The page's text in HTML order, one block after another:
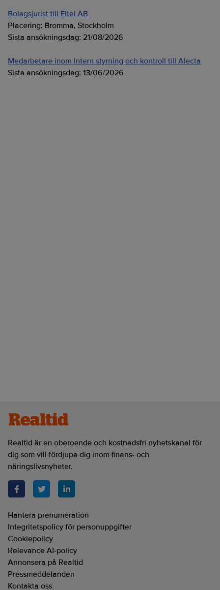
Bolagsjurist till Eltel AB
Placering: Bromma, Stockholm
Sista ansökningsdag: 21/08/2026
Medarbetare inom Intern styrning och kontroll till Alecta
Sista ansökningsdag: 13/06/2026
Realtid är en oberoende och kostnadsfri nyhetskanal för
dig som vill fördjupa dig inom finans- och
näringslivsnyheter.
Hantera prenumeration
Integritetspolicy för personuppgifter
Cookiepolicy
Relevance AI-policy
Annonsera på Realtid
Pressmeddelanden
Kontakta oss